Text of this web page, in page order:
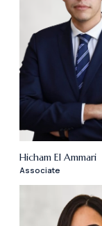
Hicham El Ammari
Associate